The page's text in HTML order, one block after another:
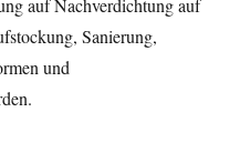
auf Nachverdichtung auf
Sanierung,
und